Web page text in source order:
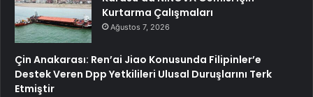
Kurtarma Çalışmaları
Ağustos 7, 2026
Çin Anakarası: Ren’ai Jiao Konusunda Filipinler’e
Destek Veren Dpp Yetkilileri Ulusal Duruşlarını Terk
Etmiştir